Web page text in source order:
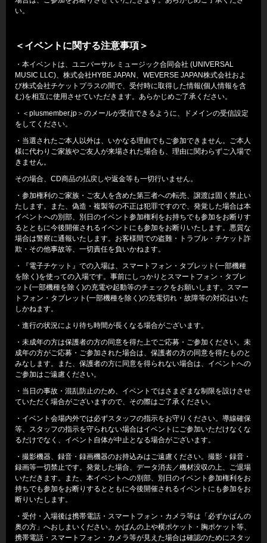
い。
＜イベントに関する注意事項＞
・本イベントは、ユニバーサル ミュージック合同会社 (UNIVERSAL
MUSIC LLC)、株式会社HYBE JAPAN、WEVERSE JAPAN株式会社およ
び株式会社チケットプラスの間で、受付時に取得した情報(個人情報を含
む)を相互に使用させていただきます。あらかじめご了承ください。
・＜plusmember.jp＞のメールが受信できるように、ドメインの受信設定
をしてください。
・当選されたご本人以外は、いかなる理由でもご参加できません。ご本人
様に代わりご家族やご友人が来場された場合も、理由に関わらずご入場で
きません。
その場合、CD商品の払戻しや返金等も一切行いません。
・参加権利のご家族・ご友人を含めた第三者への転売、譲渡は固く禁止い
たします。また、偽造・複製等の不正は犯罪ですので、発覚した場合は本
イベントへの別部、別日のイベント参加権利をお持ちでも参加をお断りす
るとともに今後開催されるイベントにも参加をお断りいたします。悪質な
場合は警察に通報いたします。お客様間での盗難・トラブル・チケット詐
欺・その他事故等、一切責任を負いかねます。
・『電子チケット』での入場は、スマートフォン・タブレット(一部機種
を除く)を使っての入場です。事前にしっかりとスマートフォン・タブレ
ット(一部機種を除く)の充電や起動等のチェックをお願いします。スマー
トフォン・タブレット(一部機種を除く)の充電切れ・故障等の対応はいた
しかねます。
・進行の状況により待ち時間が長くなる場合がございます。
・未成年の方は保護者の方の同意を得た上でご応募・ご参加ください。未
成年の方がご応募・ご参加された場合は、保護者の方の同意を得たものと
みなします。また、保護者の方に同意を得られない場合は、イベントへの
ご参加はご遠慮ください。
・当日の事故・混乱防止のため、イベントではさまざまな制限を設けさせ
ていただく場合がございますので、その際はご了承ください。
・イベント会場内外では必ずスタッフの指示をお守りください。導線確保
等、スタッフの指示を守られない場合はイベントにご参加いただけなくな
るだけでなく、イベント自体が中止となる場合がございます。
・撮影機器、録音・録画機器のお持込みはご遠慮ください。撮影・録音・
録画等一切禁止です。発覚した場合、データ消去／機材没収の上、ご退場
いただきます。また、本イベントへの別部、別日のイベント参加権利をお
持ちでも参加をお断りするとともに今後開催されるイベントにも参加をお
断りいたします。
・受付・入場後は携帯電話・スマートフォン・カメラ等は「必ずかばんの
奥の方」へおしまいください。かばんの上や横ポケット・胸ポケット等、
携帯電話・スマートフォン・カメラ等が見えた場合は確認のためにスタッ